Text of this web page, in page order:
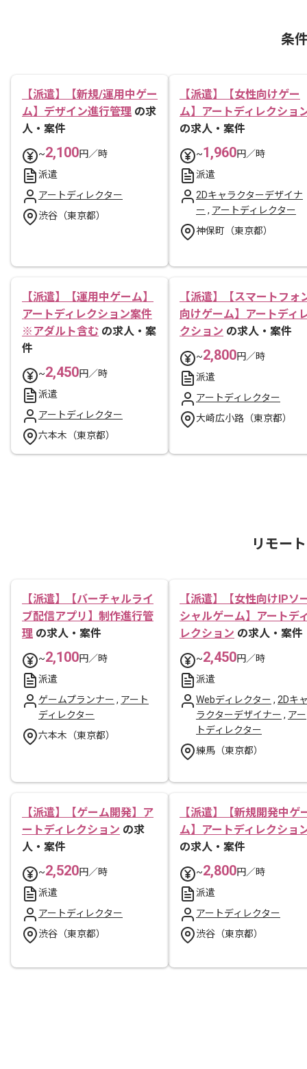
条
【派遣】【新規/運用中ゲー
ム】デザイン進行管理 の求
人・案件
~2,100円／時
派遣
アートディレクター
渋谷（東京都）
【派遣】【女性向けゲー
ム】アートディレクショ
の求人・案件
~1,960円／時
派遣
2Dキャラクターデザイナ
ー , アートディレクター
神保町（東京都）
【派遣】【運用中ゲーム】
アートディレクション案件
※アダルト含む の求人・案
件
~2,450円／時
派遣
アートディレクター
六本木（東京都）
【派遣】【スマートフォ
向けゲーム】アートディ
クション の求人・案件
~2,800円／時
派遣
アートディレクター
大崎広小路（東京都）
リモー
【派遣】【バーチャルライ
ブ配信アプリ】制作進行管
理 の求人・案件
~2,100円／時
派遣
ゲームプランナー , アート
ディレクター
六本木（東京都）
【派遣】【女性向けIPソ
シャルゲーム】アートデ
レクション の求人・案件
~2,450円／時
派遣
Webディレクター , 2Dキ
ラクターデザイナー , アー
トディレクター
練馬（東京都）
【派遣】【ゲーム開発】ア
ートディレクション の求
人・案件
~2,520円／時
派遣
アートディレクター
渋谷（東京都）
【派遣】【新規開発中ゲ
ム】アートディレクショ
の求人・案件
~2,800円／時
派遣
アートディレクター
渋谷（東京都）